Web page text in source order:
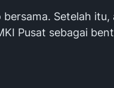
Setelah
Pusat sebagai